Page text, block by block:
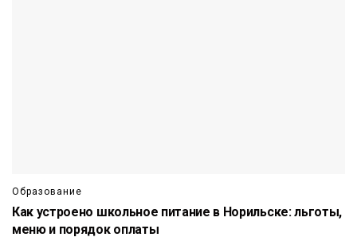
Образование
Как устроено школьное питание в Норильске: льготы,
меню и порядок оплаты